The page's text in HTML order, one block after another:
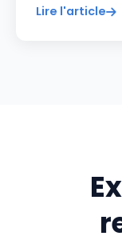
Lire l'article